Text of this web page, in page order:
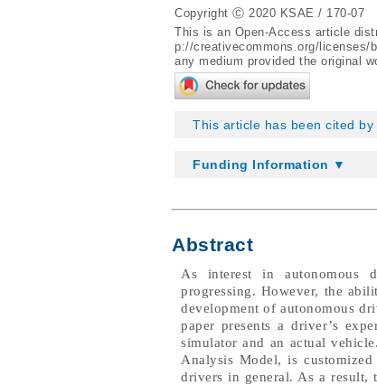
Copyright Ⓒ 2020 KSAE / 170-07
This is an Open-Access article
p://creativecommons.org/licenses/
any medium provided the original
This article has been cited by
Funding Information ▼
Abstract
As interest in autonomous
progressing. However, the
development of autonomous
paper presents a driver’s
simulator and an actual
Analysis Model, is
drivers in general. As a result,